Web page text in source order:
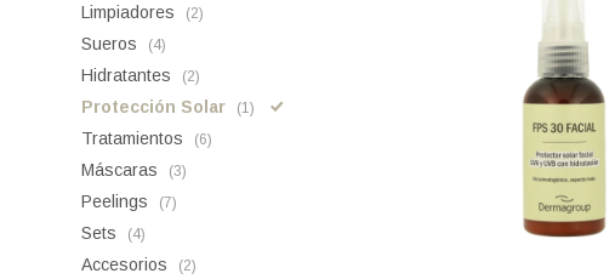
Limpiadores (2)
Sueros (4)
Hidratantes (2)
Protección Solar (1)
Tratamientos (6)
Máscaras (3)
Peelings (7)
Sets (4)
Accesorios (2)